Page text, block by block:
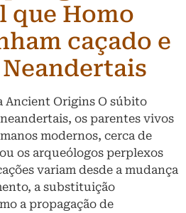
que Homo
caçado e
Ancient Origins O súbito
os parentes vivos
modernos, cerca de
os arqueólogos perplexos
variam desde a mudança
a substituição
a propagação de